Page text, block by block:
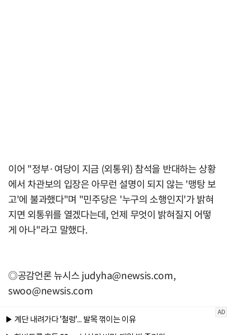
이어 "정부·여당이 지금 (외통위) 참석을 반대하는 상황
에서 차관보의 입장은 아무런 설명이 되지 않는 '맹탕 보
고'에 불과했다"며 "민주당은 '누구의 소행인지'가 밝혀
지면 외통위를 열겠다는데, 언제 무엇이 밝혀질지 어떻
게 아나"라고 말했다.
◎공감언론 뉴시스judyha@newsis.com,
swoo@newsis.com